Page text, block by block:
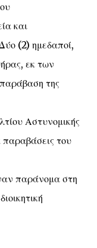
και
(2) ημεδαποί,
εκ των
της
Αστυνομικής
του
παράνομα στη